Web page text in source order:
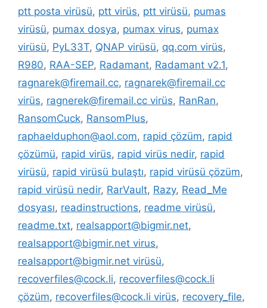
ptt posta virüsü, ptt virüs, ptt virüsü, pumas
virüsü, pumax dosya, pumax virus, pumax
virüsü, PyL33T, QNAP virüsü, qq.com virüs,
R980, RAA-SEP, Radamant, Radamant v2.1,
ragnarek@firemail.cc, ragnarek@firemail.cc
virüs, ragnerek@firemail.cc virüs, RanRan,
RansomCuck, RansomPlus,
raphaelduphon@aol.com, rapid çözüm, rapid
çözümü, rapid virüs, rapid virüs nedir, rapid
virüsü, rapid virüsü bulaştı, rapid virüsü çözüm,
rapid virüsü nedir, RarVault, Razy, Read_Me
dosyası, readinstructions, readme virüsü,
readme.txt, realsapport@bigmir.net,
realsapport@bigmir.net virus,
realsapport@bigmir.net virüsü,
recoverfiles@cock.li, recoverfiles@cock.li
çözüm, recoverfiles@cock.li virüs, recovery_file,